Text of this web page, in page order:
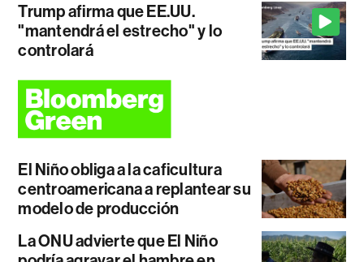
Trump afirma que EE.UU.
"mantendrá el estrecho" y lo
controlará
El Niño obliga a la caficultura
centroamericana a replantear su
modelo de producción
La ONU advierte que El Niño